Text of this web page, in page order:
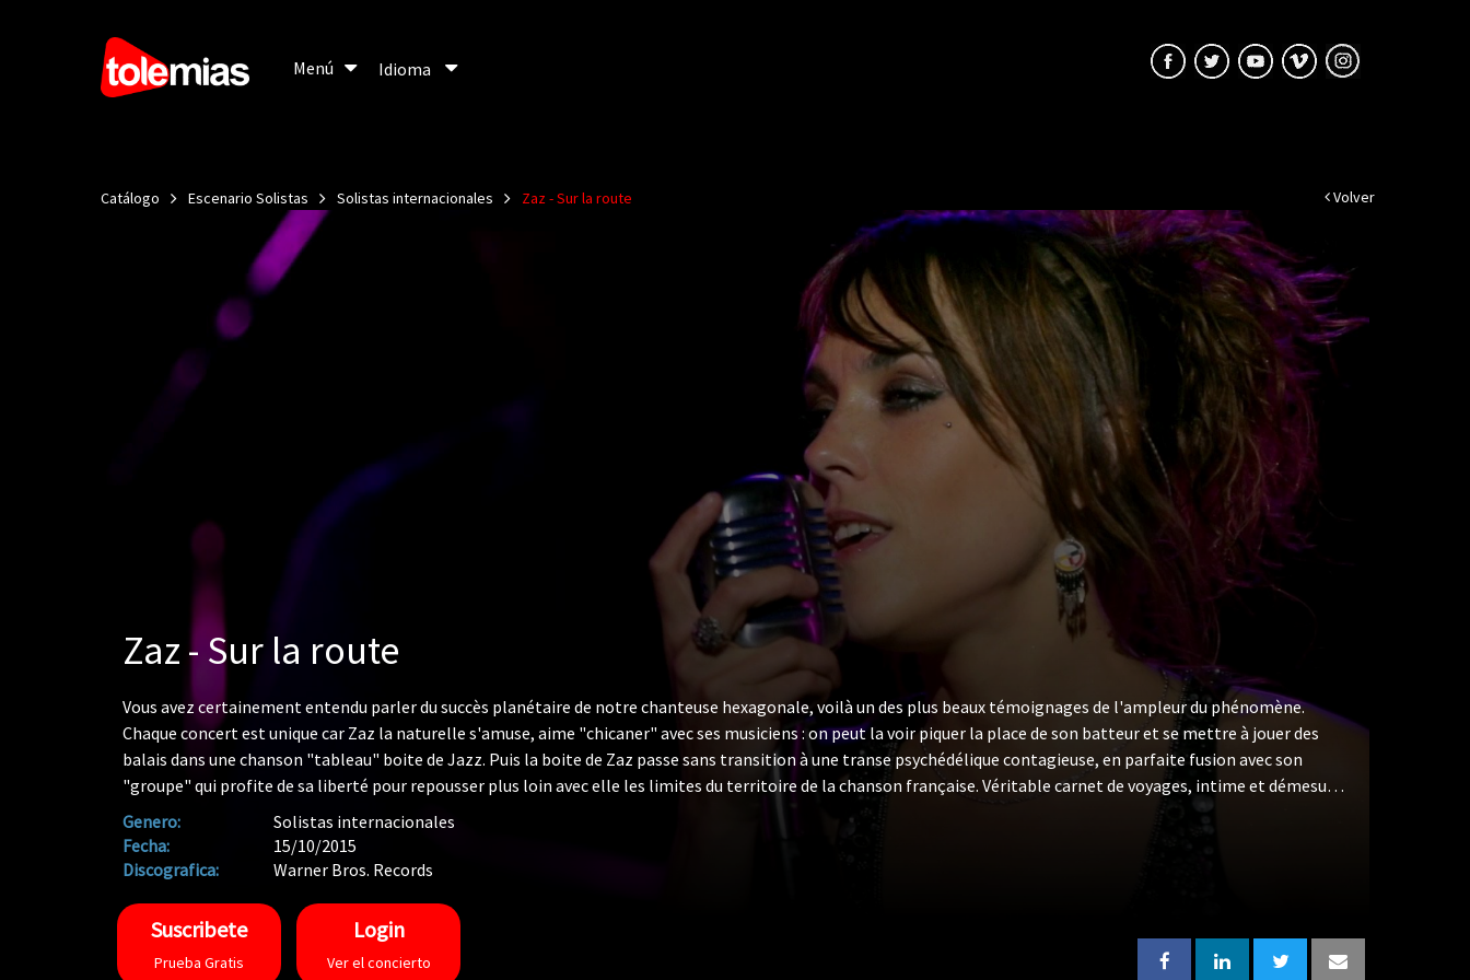
Menú Idioma
Menú Idioma
Catálogo Escenario Solistas Solistas internacionales Zaz - Sur la route Volver
Zaz - Sur la route
Vous avez certainement entendu parler du succès planétaire de notre chanteuse hexagonale, voilà un des plus beaux témoignages de l'ampleur du phénomène.
Chaque concert est unique car Zaz la naturelle s'amuse, aime "chicaner" avec ses musiciens : on peut la voir piquer la place de son batteur et se mettre à jouer des
balais dans une chanson "tableau" boite de Jazz. Puis la boite de Zaz passe sans transition à une transe psychédélique contagieuse, en parfaite fusion avec son
"groupe" qui profite de sa liberté pour repousser plus loin avec elle les limites du territoire de la chanson française. Véritable carnet de voyages, intime et démesuré
au bout des 110 000 kms parcourus lors de sa tournée internationale en 2014, vous découvrirez l'accueil incroyable que lui réserve le monde depuis quelques années.
Vous n'aviez pas idée, elle non plus. Zaz qui se pose pour la première fois en Amérique du sud découvre à l'aéroport de Santiago de Chili, la ferveur de ceux qui
l'aimaient déjà. Dès les premiers échanges, on ressent cette formidable bienveillance, une admiration respectueuse, loin de la "fanitude" éphémère, se dit-on. De
imprévus, notre "voix-yageuse" parvient toujours à se connecter instantanément à sa joie d'être là, un bonheur communicatif qui saisit son public dès la première
minute. Un succès ne se ménage pas pour Zaz ! Sa gratitude éternelle, mêlée à son caractère de "performeuse" font que rien ne se donne à moitié. Les caméras du
réalisateur Thomas Lepage nous rendent compte de cette vague d'énergie incomparable où une marée de visages, de bras en l'air, répond instantanément à cette
Genero:
Solistas internacionales
Fecha:
15/10/2015
Discografica:
Warner Bros. Records
Suscribete
Prueba Gratis
Login
Ver el concierto